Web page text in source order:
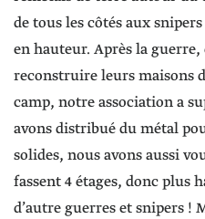
de tous les côtés aux
en hauteur. Après la
reconstruire leurs maisons
camp, notre association a
avons distribué du métal
solides, nous avons aussi
fassent 4 étages, donc plus
d’autre guerres et snipers !